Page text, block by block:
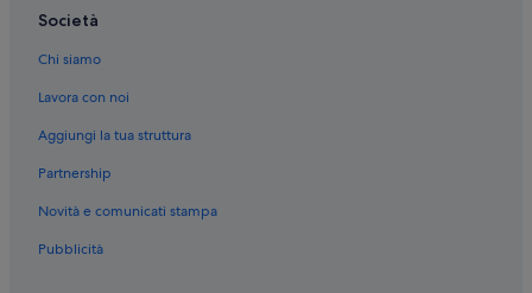
Quadrilatero Romano: Hotel romantici
Quadrilatero Romano: Hotel con servizi business
Quadrilatero Romano: Resort e hotel con spa
Centro storico: Hotel con animali ammessi
Centro storico: Hotel con piscina
Centro storico: Hotel con servizio concierge
Centro storico: Boutique hotel
Società
Chi siamo
Lavora con noi
Aggiungi la tua struttura
Partnership
Novità e comunicati stampa
Pubblicità